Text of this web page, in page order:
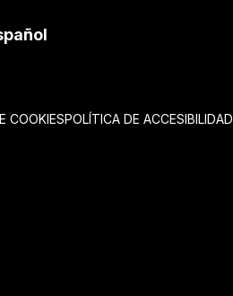
COOKIESPOLÍTICA DE ACCESIBILIDAD